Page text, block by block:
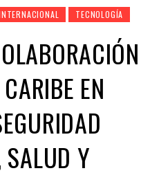
TECNOLOGÍA
EN
Y